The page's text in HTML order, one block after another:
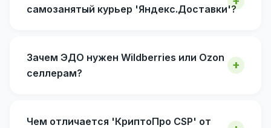
самозанятый курьер 'Яндекс.Доставки'?
Зачем ЭДО нужен Wildberries или Ozon
селлерам?
Чем отличается 'КриптоПро CSP' от